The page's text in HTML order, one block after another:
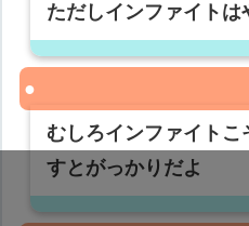
ただしインファイトは
むしろインファイトこ
すとがっかりだよ